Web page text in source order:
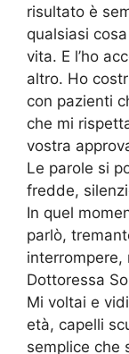
risultato è
qualsiasi
vita. E l’ho
altro. Ho
con pazienti
che mi
vostra
Le parole si
fredde,
In quel
parlò,
Dottoressa
Mi voltai e
età, capelli
semplice che